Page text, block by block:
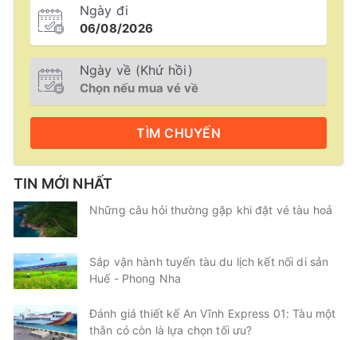
Ngày đi
Ngày về (Khứ hồi)
TÌM CHUYẾN
TIN MỚI NHẤT
Những câu hỏi thường gặp khi đặt vé tàu hoả
Sắp vận hành tuyến tàu du lịch kết nối di sản
Huế - Phong Nha
Đánh giá thiết kế An Vĩnh Express 01: Tàu một
thân có còn là lựa chọn tối ưu?